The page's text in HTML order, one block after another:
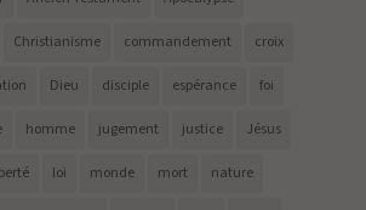
Christianisme commandement croix
Dieu disciple espérance foi
homme jugement justice Jésus
loi monde mort nature